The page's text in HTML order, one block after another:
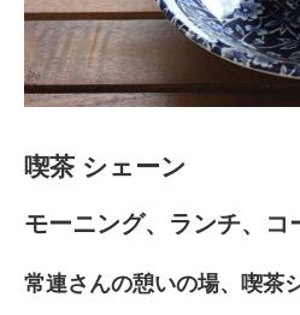
喫茶 シェーン
モーニング、ランチ、コ
常連さんの憩いの場、喫茶